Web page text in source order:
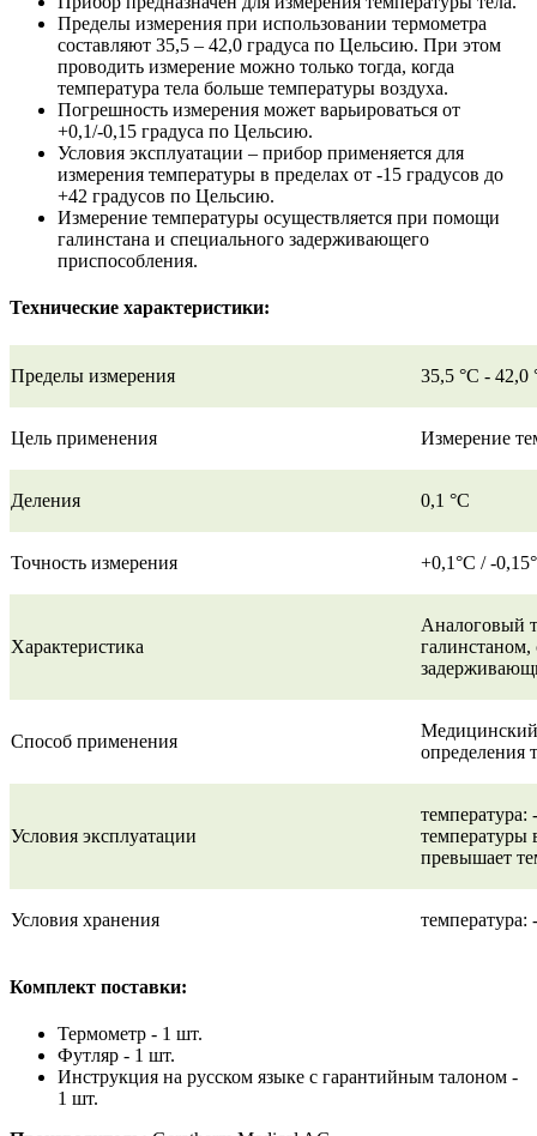
Пределы измерения при использовании термометра
составляют 35,5 – 42,0 градуса по Цельсию. При этом
проводить измерение можно только тогда, когда
температура тела больше температуры воздуха.
Погрешность измерения может варьироваться от
+0,1/-0,15 градуса по Цельсию.
Условия эксплуатации – прибор применяется для
измерения температуры в пределах от -15 градусов до
+42 градусов по Цельсию.
Измерение температуры осуществляется при помощи
галинстана и специального задерживающего
приспособления.
Технические характеристики:
Пределы измерения 35,5 °C - 42,0
Цель применения Измерение
Деления 0,1 °C
Точность измерения +0,1°C / -
Характеристика
Аналоговый
галинстаном,
Способ применения
определения
Условия эксплуатации
температура:
температуры
превышает
Условия хранения температура:
Комплект поставки:
Термометр - 1 шт.
Футляр - 1 шт.
Инструкция на русском языке с гарантийным талоном -
1 шт.